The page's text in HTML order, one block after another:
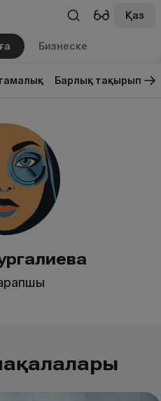
Қаз
Бизнеске
Барлық тақырып